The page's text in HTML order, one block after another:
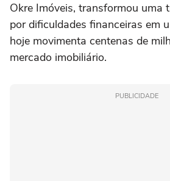
Okre Imóveis, transformou uma
por dificuldades financeiras em
hoje movimenta centenas de
mercado imobiliário.
PUBLICIDADE